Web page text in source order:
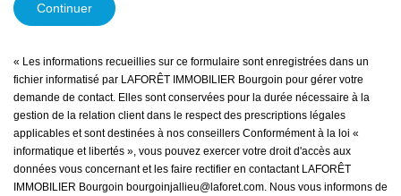
Continuer
« Les informations recueillies sur ce formulaire sont enregistrées dans un
fichier informatisé par LAFORÊT IMMOBILIER Bourgoin pour gérer votre
demande de contact. Elles sont conservées pour la durée nécessaire à la
gestion de la relation client dans le respect des prescriptions légales
applicables et sont destinées à nos conseillers Conformément à la loi «
informatique et libertés », vous pouvez exercer votre droit d'accès aux
données vous concernant et les faire rectifier en contactant LAFORÊT
IMMOBILIER Bourgoin bourgoinjallieu@laforet.com. Nous vous informons de